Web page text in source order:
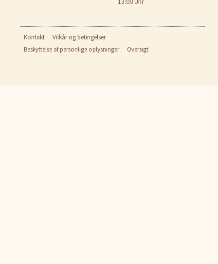
Kontakt
Vilkår og betingelser
Beskyttelse af personlige oplysninger
Oversigt